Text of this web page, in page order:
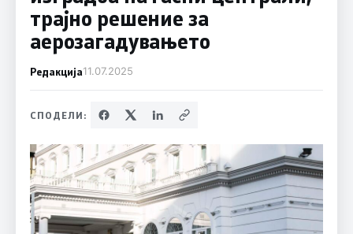
трајно решение за
аерозагадувањето
Редакција11.07.2025
СПОДЕЛИ: